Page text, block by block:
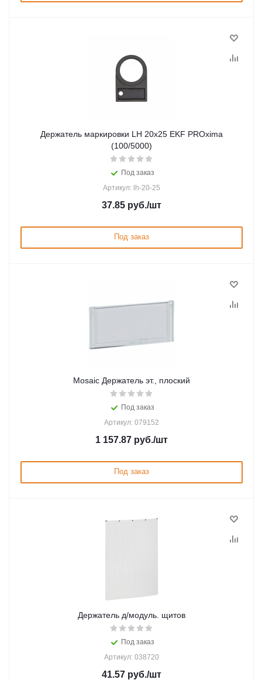
Держатель маркировки LH 20х25 EKF PROxima
(100/5000)
Под заказ
Артикул: lh-20-25
37.85 руб./шт
Под заказ
Mosaic Держатель эт., плоский
Под заказ
Артикул: 079152
1 157.87 руб./шт
Под заказ
Держатель д/модуль. щитов
Под заказ
Артикул: 038720
41.57 руб./шт